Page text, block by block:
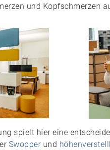
und Kopfschmerzen
spielt hier eine
Swopperund